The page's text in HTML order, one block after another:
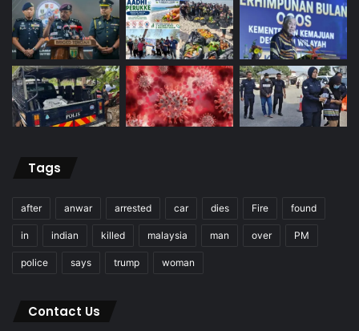
Tags
after anwar arrested car dies Fire found
in indian killed malaysia man over PM
police says trump woman
Contact Us